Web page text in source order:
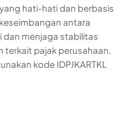
hati-hati dan berbasis
antara
dan menjaga stabilitas
terkait pajak perusahaan,
kode IDPJKARTKL